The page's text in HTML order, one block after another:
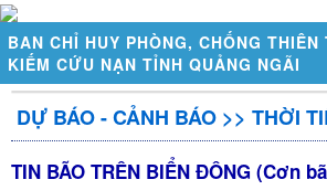
BAN CHỈ HUY PHÒNG, CHỐNG THIÊN
KIẾM CỨU NẠN TỈNH QUẢNG NGÃI
GIỚI THIỆU
Sơ đồ tổ chức
DỰ BÁO - CẢNH BÁO >> THỜI
TIN BÃO TRÊN BIỂN ĐÔNG (Cơn